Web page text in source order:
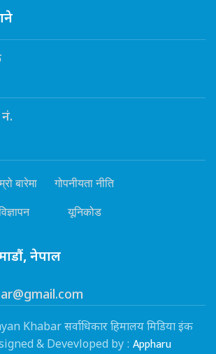
बारेमा गोपनीयता नीति
यूनिकोड
नेपाल
Khabar सर्वाधिकार हिमालय मिडिया इंक
& Devevloped by : Appharu